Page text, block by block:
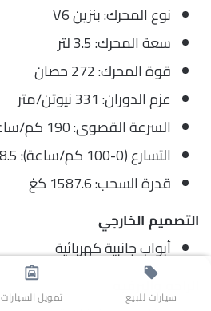
نوع المحرك: بنزين V6
سعة المحرك: 3.5 لتر
قوة المحرك: 272 حصان
عزم الدوران: 331 نيوتن/متر
السرعة القصوى: 190 كم/ساعة
التسارع (0-100 كم/ساعة): 8.5 ثانية
قدرة السحب: 1587.6 كغ
التصميم الخارجي
أبواب جانبية كهربائية
سيارات للبيع تمويل السيارات